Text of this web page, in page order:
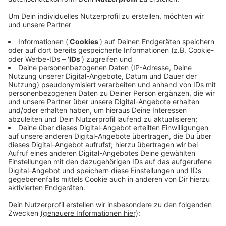
schenken euch jeden Mittwoch in der ANTENNE
MÜNSTER-Morningshow einen125-Euro-
Münstergutscheinzum Einlösen in vielen eurer
Lieblingsläden in Münster.
Zusätzlich gibt es jede Woche die exklusive
Zusatzchance auf tolle Münster-Gewinne. Das Online-
Spiel läuft jeweils eine Woche lang. Am Mittwoch der
Folgewoche geben wir den/die Gewinner:in bekannt
und informieren ihn oder sie. Zur aktuellen
Zusatzchance gelangt ihrhier.
Anzeige